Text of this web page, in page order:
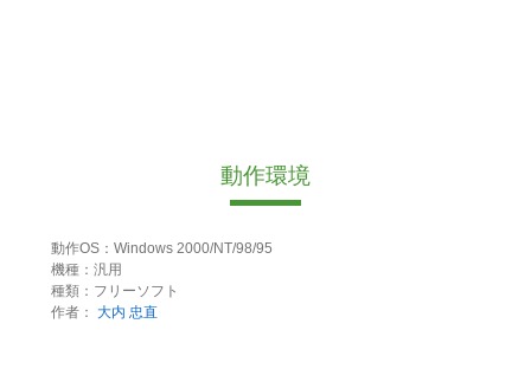
動作環境
動作OS：Windows 2000/NT/98/95
機種：汎用
種類：フリーソフト
作者： 大内 忠直